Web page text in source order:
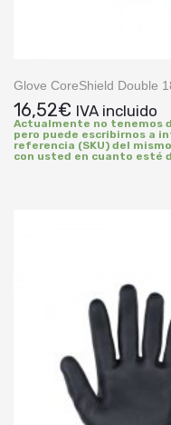
Glove CoreShield Double
16,52€ IVA incluido
Actualmente no tenemos
pero puede escribirnos a
referencia (SKU) del
con usted en cuanto esté